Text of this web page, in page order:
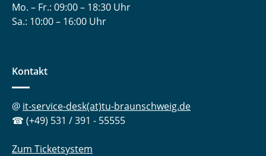
Mo. – Fr.: 09:00 – 18:30 Uhr
Sa.: 10:00 – 16:00 Uhr
Kontakt
@ it-service-desk(at)tu-braunschweig.de
☎ (+49) 531 / 391 - 55555
Zum Ticketsystem